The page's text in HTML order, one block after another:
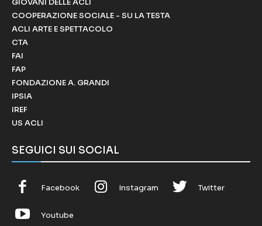
COOPERAZIONE SOCIALE - SU LA TESTA
ACLI ARTE E SPETTACOLO
CTA
FAI
FAP
FONDAZIONE A. GRANDI
IPSIA
IREF
US ACLI
SEGUICI SUI SOCIAL
Facebook Instagram Twitter
Youtube